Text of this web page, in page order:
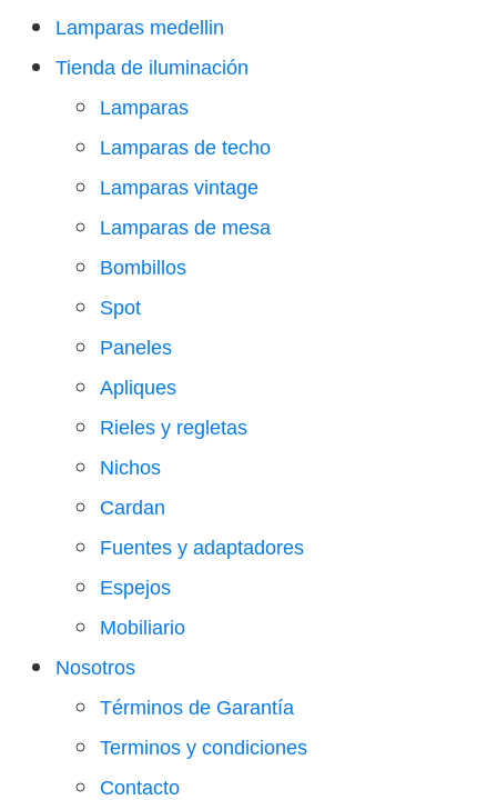
Lamparas medellin
Tienda de iluminación
Lamparas
Lamparas de techo
Lamparas vintage
Lamparas de mesa
Bombillos
Spot
Paneles
Apliques
Rieles y regletas
Nichos
Cardan
Fuentes y adaptadores
Espejos
Mobiliario
Nosotros
Términos de Garantía
Terminos y condiciones
Contacto